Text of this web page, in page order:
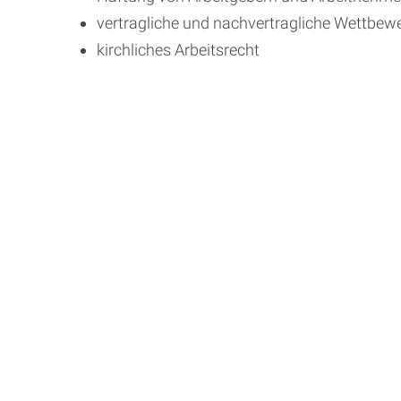
vertragliche und nachvertragliche
kirchliches Arbeitsrecht